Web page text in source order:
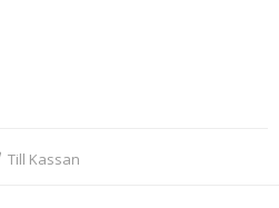
Till Kassan